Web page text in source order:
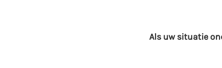
Als uw situatie